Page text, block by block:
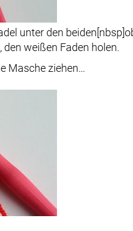
unter den
weißen Faden holen.
Masche ziehen…